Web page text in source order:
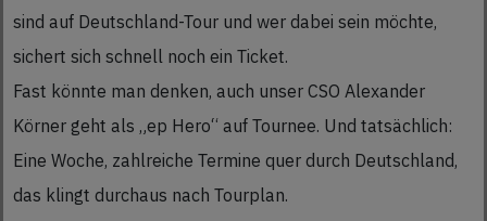
sind auf Deutschland-Tour und wer dabei sein möchte,
sichert sich schnell noch ein Ticket.
Fast könnte man denken, auch unser CSO Alexander
Körner geht als „ep Hero“ auf Tournee. Und tatsächlich:
Eine Woche, zahlreiche Termine quer durch Deutschland,
das klingt durchaus nach Tourplan.